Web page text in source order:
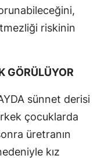
riskinin
GÖRÜLÜYOR
sünnet derisi
çocuklarda
üretranın
kız